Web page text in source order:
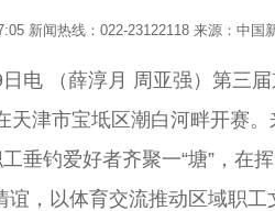
新闻热线：022-23122118来源：中国
（薛淳月 周亚强）第三届
天津市宝坻区潮白河畔开赛。
垂钓爱好者齐聚一“塘”，在
谊，以体育交流推动区域职工